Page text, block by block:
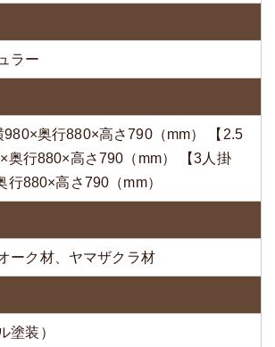
ラー
奥行880×高さ790（mm） 【2.5
奥行880×高さ790（mm） 【3人掛
880×高さ790（mm）
ーク材、ヤマザクラ材
塗装）